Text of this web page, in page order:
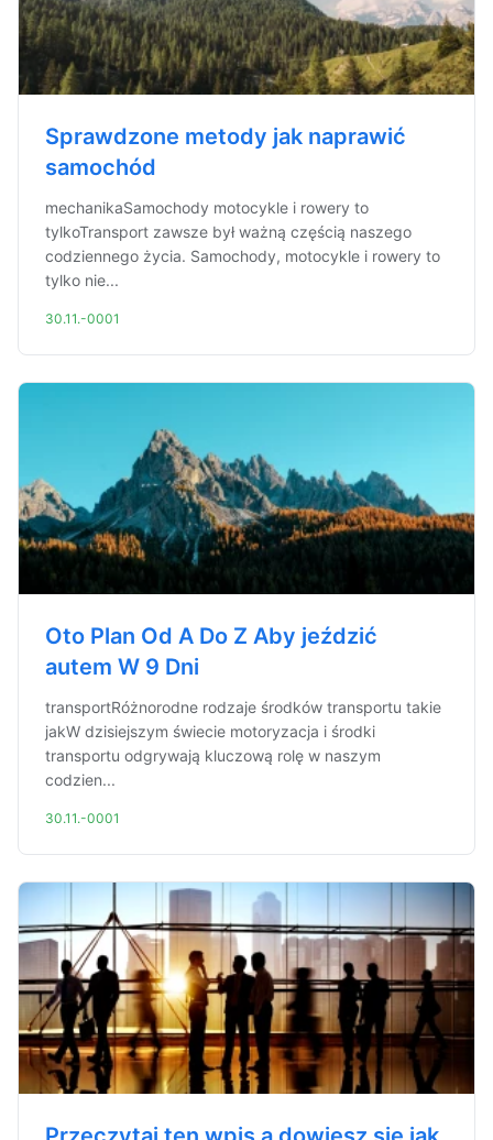
Sprawdzone metody jak naprawić
samochód
mechanikaSamochody motocykle i rowery to
tylkoTransport zawsze był ważną częścią naszego
codziennego życia. Samochody, motocykle i rowery to
tylko nie...
30.11.-0001
Oto Plan Od A Do Z Aby jeździć
autem W 9 Dni
transportRóżnorodne rodzaje środków transportu takie
jakW dzisiejszym świecie motoryzacja i środki
transportu odgrywają kluczową rolę w naszym
codzien...
30.11.-0001